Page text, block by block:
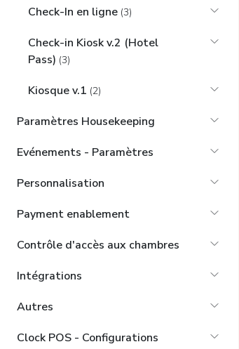
Check-In en ligne (3)
Check-in Kiosk v.2 (Hotel
Pass) (3)
Kiosque v.1 (2)
Paramètres Housekeeping
Evénements - Paramètres
Personnalisation
Payment enablement
Contrôle d'accès aux chambres
Intégrations
Autres
Clock POS - Configurations